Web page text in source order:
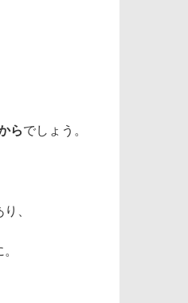
らでしょう。
、